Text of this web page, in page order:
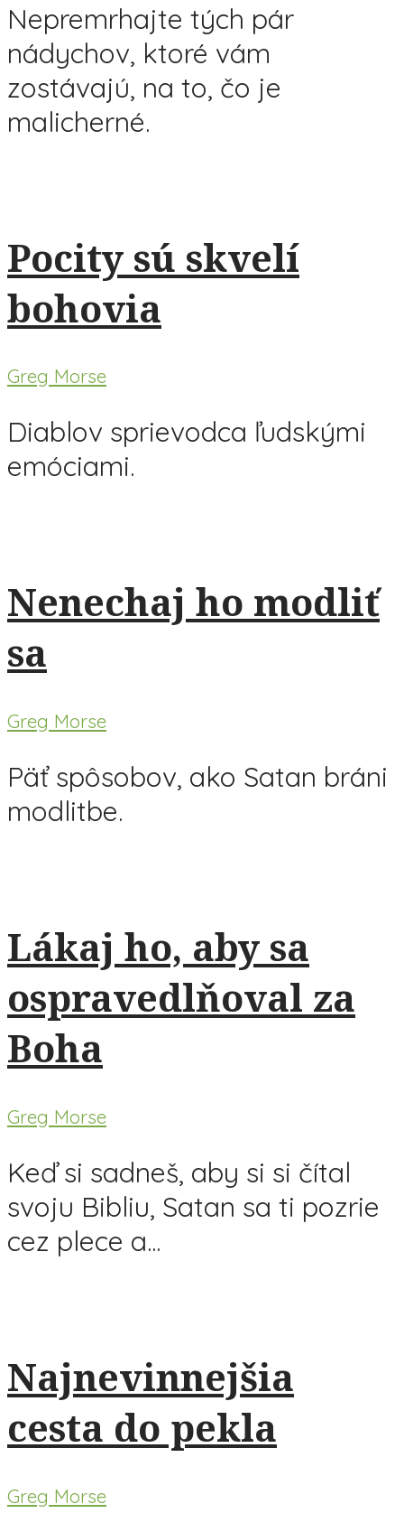
Nepremrhajte tých pár
nádychov, ktoré vám
zostávajú, na to, čo je
malicherné.
Pocity sú skvelí
bohovia
Greg Morse
Diablov sprievodca ľudskými
emóciami.
Nenechaj ho modliť
sa
Greg Morse
Päť spôsobov, ako Satan bráni
modlitbe.
Lákaj ho, aby sa
ospravedlňoval za
Boha
Greg Morse
Keď si sadneš, aby si si čítal
svoju Bibliu, Satan sa ti pozrie
cez plece a...
Najnevinnejšia
cesta do pekla
Greg Morse